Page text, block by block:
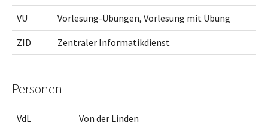
VU Vorlesung-Übungen, Vorlesung mit Übung
ZID Zentraler Informatikdienst
Personen
VdL Von der Linden